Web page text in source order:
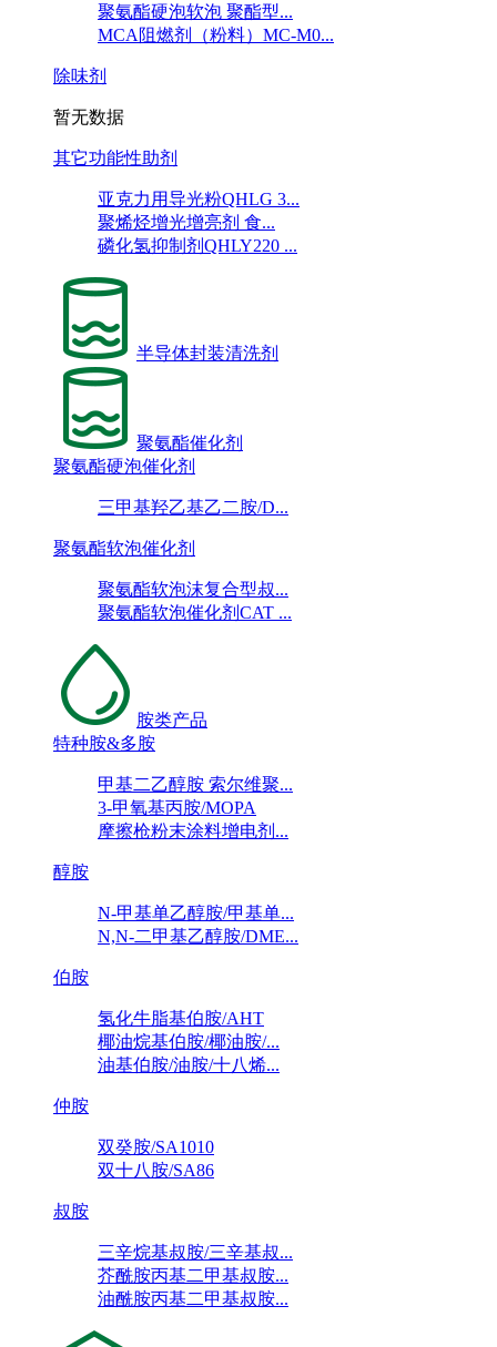
聚氨酯硬泡软泡 聚酯型...
MCA阻燃剂（粉料）MC-M0...
除味剂
暂无数据
其它功能性助剂
亚克力用导光粉QHLG 3...
聚烯烃增光增亮剂 食...
磷化氢抑制剂QHLY220 ...
半导体封装清洗剂
聚氨酯催化剂
聚氨酯硬泡催化剂
三甲基羟乙基乙二胺/D...
聚氨酯软泡催化剂
聚氨酯软泡沫复合型叔...
聚氨酯软泡催化剂CAT ...
胺类产品
特种胺&多胺
甲基二乙醇胺 索尔维聚...
3-甲氧基丙胺/MOPA
摩擦枪粉末涂料增电剂...
醇胺
N-甲基单乙醇胺/甲基单...
N,N-二甲基乙醇胺/DME...
伯胺
氢化牛脂基伯胺/AHT
椰油烷基伯胺/椰油胺/...
油基伯胺/油胺/十八烯...
仲胺
双癸胺/SA1010
双十八胺/SA86
叔胺
三辛烷基叔胺/三辛基叔...
芥酰胺丙基二甲基叔胺...
油酰胺丙基二甲基叔胺...